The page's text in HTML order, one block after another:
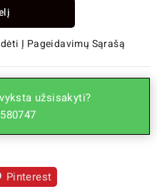
Į Pageidavimų Sąrašą
užsisakyti?
Pinterest